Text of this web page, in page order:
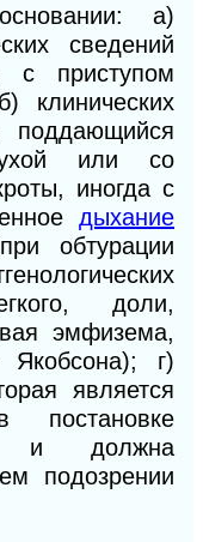
а)
сведений
с приступом
клинических
поддающийся
или со
иногда с
дыхание
обтурации
доли,
эмфизема,
г)
является
и должна
подозрении